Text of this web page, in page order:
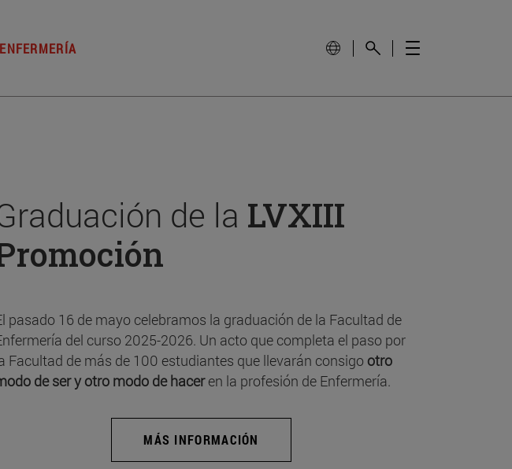
de la LVXIII
pasado 16 de mayo celebramos la graduación de la Facultad de
del curso 2025-2026. Un acto que completa el paso por
Facultad de más de 100 estudiantes que llevarán consigo otro
de ser y otro modo de haceren la profesión de Enfermería.
MÁS INFORMACIÓN